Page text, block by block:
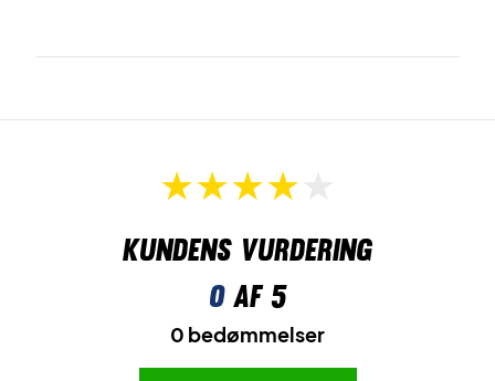
Kundens vurdering
0af 5
0 bedømmelser